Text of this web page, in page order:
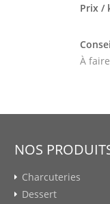
Prix /
À
NOS
Charcuteries
Dessert